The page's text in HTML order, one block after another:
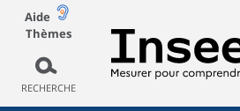
Aide
Thèmes
RECHERCHE